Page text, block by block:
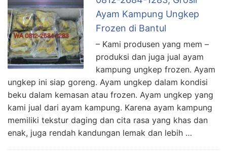
Ayam Kampung Ungkep
Frozen di Bantul
– Kami produsen yang mem –
produksi dan juga jual ayam
kampung ungkep frozen. Ayam
ungkep ini siap goreng. Ayam ungkep dalam kondisi
beku dalam kemasan atau frozen. Ayam ungkep yang
kami jual dari ayam kampung. Karena ayam kampung
memiliki tekstur daging dan cita rasa yang khas dan
enak, juga rendah kandungan lemak dan lebih …